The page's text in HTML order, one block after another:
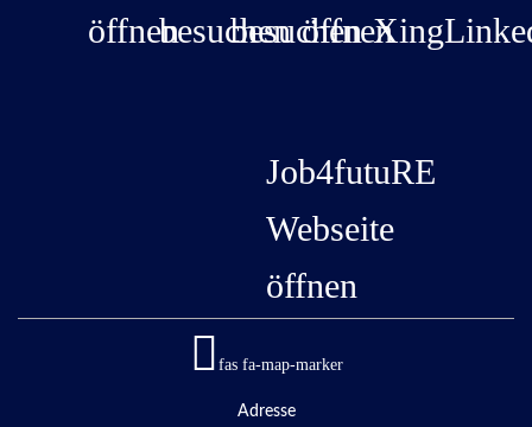
öffnenbesuchenbesuchen
öffnenXing
Job4futuRE
Webseite
öffnen
fas fa-map-marker
Adresse